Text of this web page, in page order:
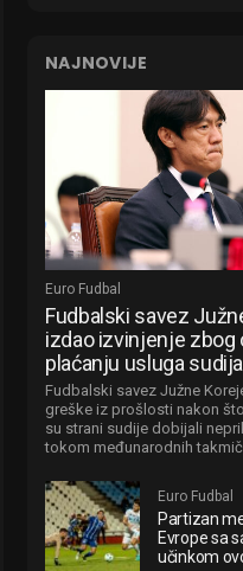
NAJNOVIJE
Euro Fudbal
Fudbalski savez
izdao izvinjenje zbog
plaćanju usluga
Fudbalski savez Južne
greške iz prošlosti nakon
su strani sudije dobijali
tokom međunarodnih
Euro Fudbal
Partizan
Evrope sa
učinkom